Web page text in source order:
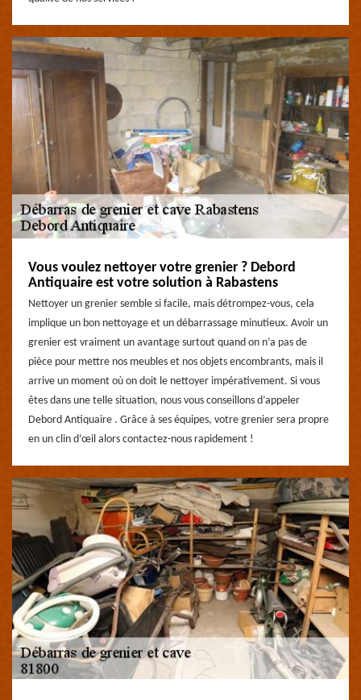
Vous voulez nettoyer votre grenier ? Debord
Antiquaire est votre solution à Rabastens
Nettoyer un grenier semble si facile, mais détrompez-vous, cela
implique un bon nettoyage et un débarrassage minutieux. Avoir un
grenier est vraiment un avantage surtout quand on n’a pas de
pièce pour mettre nos meubles et nos objets encombrants, mais il
arrive un moment où on doit le nettoyer impérativement. Si vous
êtes dans une telle situation, nous vous conseillons d’appeler
Debord Antiquaire . Grâce à ses équipes, votre grenier sera propre
en un clin d’œil alors contactez-nous rapidement !